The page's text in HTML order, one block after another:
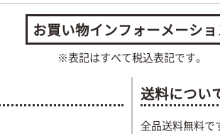
お買い物インフォーメーシ
※表記はすべて税込表記です。
送料につい
全品送料無料で